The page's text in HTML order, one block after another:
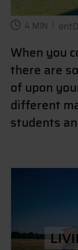
4 MIN
When you
there are
of upon
different
students